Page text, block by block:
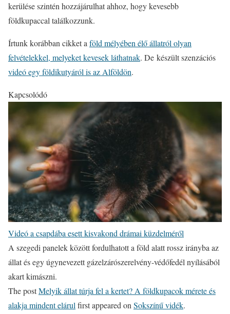
kerülése szintén hozzájárulhat ahhoz, hogy kevesebb
földkupaccal találkozzunk.
Írtunk korábban cikket a föld mélyében élő állatról olyan
felvételekkel, melyeket kevesek láthatnak. De készült szenzációs
videó egy földikutyáról is az Alföldön.
Kapcsolódó
Videó a csapdába esett kisvakond drámai küzdelméről
A szegedi panelek között fordulhatott a föld alatt rossz irányba az
állat és egy úgynevezett gázelzárószerelvény-védőfedél nyílásából
akart kimászni.
The postMelyik állat túrja fel a kertet? A földkupacok mérete és
alakja mindent elárul first appeared on Sokszínű vidék.